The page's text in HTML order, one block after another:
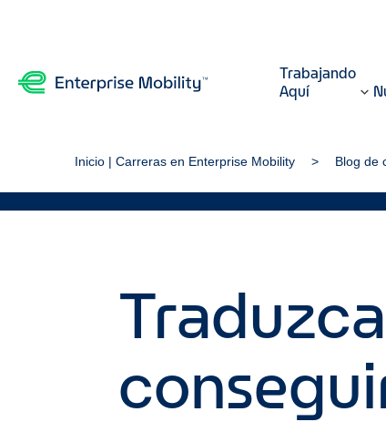
Trabajando
Aquí
Inicio | Carreras en Enterprise Mobility Blog de